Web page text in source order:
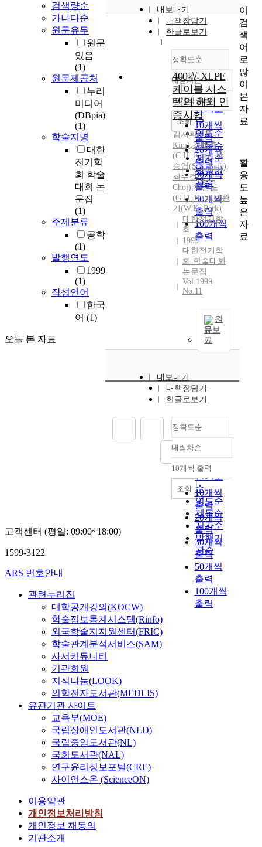
검색량순
가나다순
원문유무
원문
있음
(1)
원문제공처
누리
미디어
(DBpia)
(1)
학술지명
대한
전기학
회 학술
대회 논
문집
(1)
주제분류
공학
(1)
발행연도
1999
(1)
작성언어
한국
어 (1)
오늘 본 자료
내보내기
내책장담기
한글로보기
정확도순
정확도
순
인기도
순
연도순
제목순
저자순
발행기
관순
내림차순
내림차순
10개씩 출력
10개씩
출력
20개씩
출력
30개씩
출력
50개씩
출력
100개씩
출력
조회
1
400㎸ XLPE
케이블 시스
템의 해외 인
증시험
김지환(J.H.
Kim),강채홍
(C.H. Kang),백
승엽(S.Y. Baik),
최수걸(S.G.
Choi),허근도
(G.D. Huh),박완
기(W.K. Park)
대한전기학
회
1999
대한전기학
회 학술대회
논문집
Vol.1999
No.11
원
문보
기
내보내기
내책장담기
한글로보기
정확도순
정확도
순
인기도
순
연도순
제목순
저자순
발행기
관순
내림차순
내림차순
10개씩 출력
10개씩
출력
20개씩
출력
30개씩
출력
50개씩
출력
100개씩
출력
조회
이
검
색
어
로
많
이
본
자
료
활
용
도
높
은
자
료
고객센터 (평일: 09:00~18:00)
1599-3122
ARS 번호안내
관련누리집
대학공개강의(KOCW)
학술정보통계시스템(Rinfo)
외국학술지지원센터(FRIC)
학술관계분석서비스(SAM)
사서커뮤니티
기관회원
지식나눔(LOOK)
의학전자도서관(MEDLIS)
유관기관 사이트
교육부(MOE)
국립장애인도서관(NLD)
국립중앙도서관(NL)
국회도서관(NAL)
연구윤리정보포털(CRE)
사이언스온 (ScienceON)
이용약관
개인정보처리방침
개인정보 재동의
기관소개